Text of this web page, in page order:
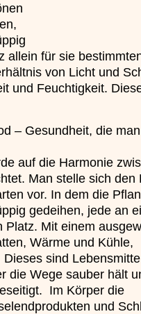
allein für sie
von Licht und
und Feuchtigkeit.
– Gesundheit, die
auf die Harmonie
Man stelle sich den
vor. In dem die
gedeihen, jede an
Mit einem
Wärme und Kühle,
sind
die Wege sauber hält
Im Körper die
und